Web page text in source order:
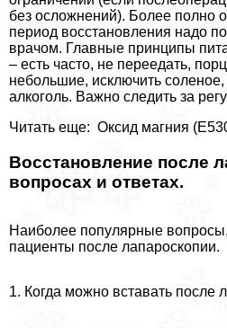
без осложнений). Более полно
период восстановления надо
врачом. Главные принципы
– есть часто, не переедать,
небольшие, исключить
алкоголь. Важно следить за
Читать еще: Оксид магния
Восстановление после
вопросах и ответах.
Наиболее популярные
пациенты после лапароскопии.
1. Когда можно вставать после